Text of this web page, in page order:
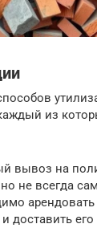
из
вывоз на
не всегда
арендовать
доставить